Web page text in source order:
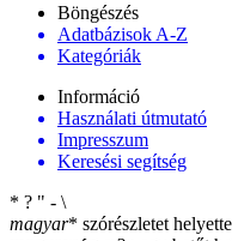
Böngészés
Adatbázisok A-Z
Kategóriák
Információ
Használati útmutató
Impresszum
Keresési segítség
* ? " - \
magyar* szórészletet